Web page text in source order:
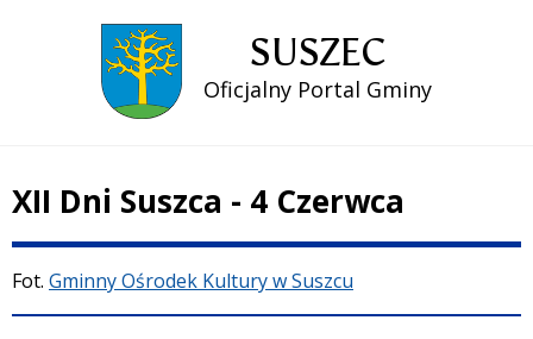
SUSZEC
Oficjalny Portal Gminy
XII Dni Suszca - 4 Czerwca
Treść
Fot. Gminny Ośrodek Kultury w Suszcu